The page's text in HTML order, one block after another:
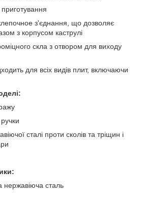
з'єднання, що дозволяє
з корпусом каструлі
скла з отвором для виходу
для всіх видів плит, включаючи
сталі проти сколів та тріщин і
нержавіюча сталь